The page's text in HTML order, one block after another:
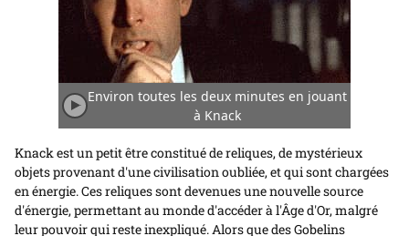
Jouer/Arrêter
l'animation
Environ toutes les deux minutes en jouant
à Knack
Knack est un petit être constitué de reliques, de mystérieux
objets provenant d'une civilisation oubliée, et qui sont chargées
en énergie. Ces reliques sont devenues une nouvelle source
d'énergie, permettant au monde d'accéder à l'Âge d'Or, malgré
leur pouvoir qui reste inexpliqué. Alors que des Gobelins